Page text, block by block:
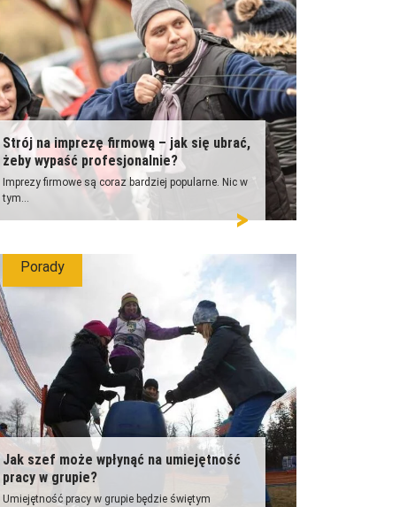
Strój na imprezę firmową – jak się ubrać,
żeby wypaść profesjonalnie?
Imprezy firmowe są coraz bardziej popularne. Nic w
tym...
Jak szef może wpłynąć na umiejętność
pracy w grupie?
Umiejętność pracy w grupie będzie świętym
Porady